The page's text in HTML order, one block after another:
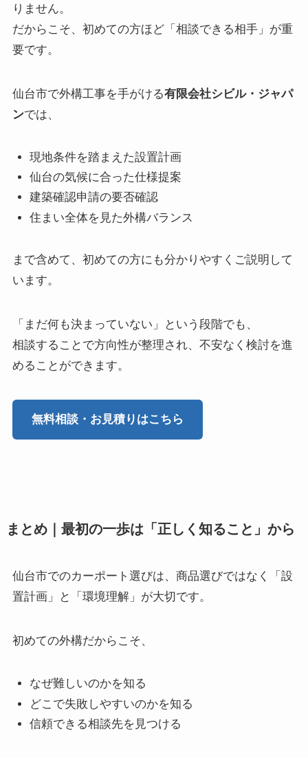
りません。
だからこそ、初めての方ほど「相談できる相手」が重
要です。
仙台市で外構工事を手がける有限会社シビル・ジャパ
ンでは、
現地条件を踏まえた設置計画
仙台の気候に合った仕様提案
建築確認申請の要否確認
住まい全体を見た外構バランス
まで含めて、初めての方にも分かりやすくご説明して
います。
「まだ何も決まっていない」という段階でも、
相談することで方向性が整理され、不安なく検討を進
めることができます。
無料相談・お見積りはこちら
まとめ｜最初の一歩は「正しく知ること」から
仙台市でのカーポート選びは、商品選びではなく「設
置計画」と「環境理解」が大切です。
初めての外構だからこそ、
なぜ難しいのかを知る
どこで失敗しやすいのかを知る
信頼できる相談先を見つける